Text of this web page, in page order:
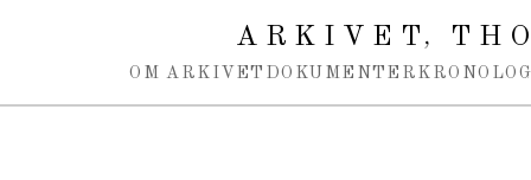
ARKIVET,
OM ARKIVET DOKUMENTER